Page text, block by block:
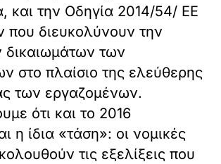
και την Οδηγία 2014/54/ ΕΕ
που διευκολύνουν την
των
στο πλαίσιο της ελεύθερης
των εργαζομένων.
ότι και το 2016
η ίδια «τάση»: οι νομικές
τις εξελίξεις που